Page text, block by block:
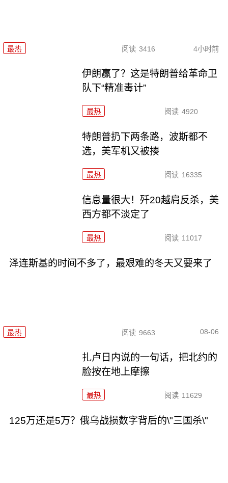
最热 阅读 3416 4小时前
伊朗赢了？这是特朗普给革命卫
队下“精准毒计”
最热 阅读 4920
特朗普扔下两条路，波斯都不
选，美军机又被揍
最热 阅读 16335
信息量很大！歼20越肩反杀，美
西方都不淡定了
最热 阅读 11017
泽连斯基的时间不多了，最艰难的冬天又要来了
最热 阅读 9663 08-06
扎卢日内说的一句话，把北约的
脸按在地上摩擦
最热 阅读 11629
125万还是5万？俄乌战损数字背后的\"三国杀\"